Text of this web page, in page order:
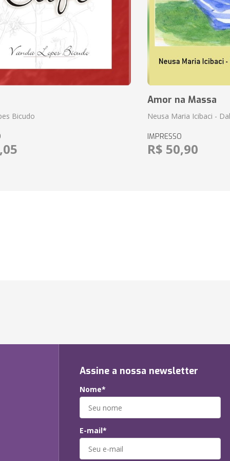
Bicudo
Amor na Massa
Neusa Maria Icibaci -
IMPRESSO
R$ 50,90
Assine a nossa newsletter
Nome*
E-mail*